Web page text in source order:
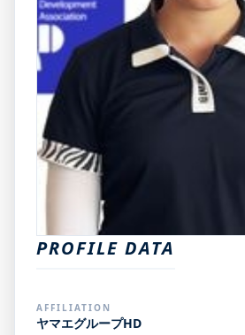
PROFILE DATA
AFFILIATION
ヤマエグループHD